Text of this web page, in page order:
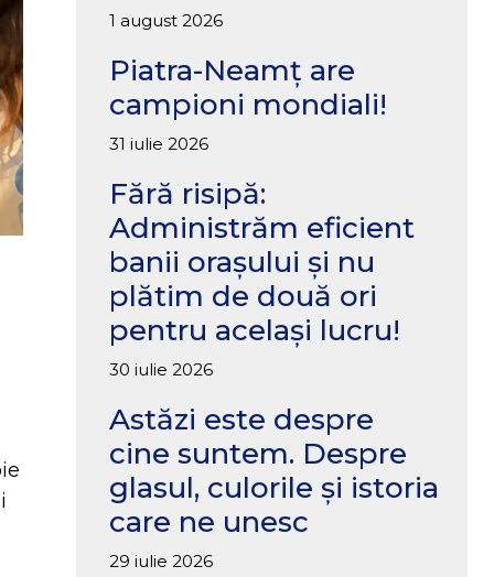
1 august 2026
Piatra-Neamț are
campioni mondiali!
31 iulie 2026
Fără risipă:
Administrăm eficient
banii orașului și nu
plătim de două ori
pentru același lucru!
30 iulie 2026
Astăzi este despre
cine suntem. Despre
glasul, culorile și istoria
care ne unesc
29 iulie 2026